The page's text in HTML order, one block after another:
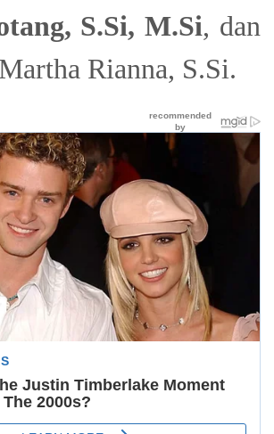
S.Si, M.Si, dan
Rianna, S.Si.